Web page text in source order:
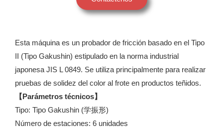
Esta máquina es un probador de fricción basado en el Tipo
II (Tipo Gakushin) estipulado en la norma industrial
japonesa JIS L 0849. Se utiliza principalmente para realizar
pruebas de solidez del color al frote en productos teñidos.
【Parámetros técnicos】
Tipo: Tipo Gakushin (学振形)
Número de estaciones: 6 unidades